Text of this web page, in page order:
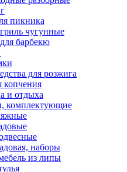
пикника
чугунные
барбекю
для розжига
и отдыха
комплектующие
наборы
из липы